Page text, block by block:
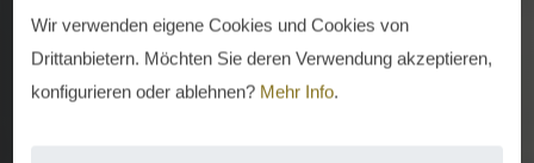
Wir verwenden eigene Cookies und Cookies von
Drittanbietern. Möchten Sie deren Verwendung akzeptieren,
konfigurieren oder ablehnen? Mehr Info.